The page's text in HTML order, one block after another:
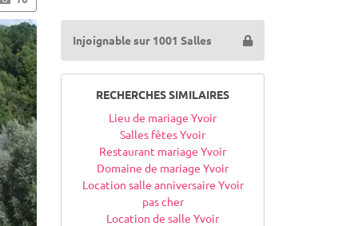
Injoignable sur 1001 Salles
RECHERCHES SIMILAIRES
Lieu de mariage Yvoir
Salles fêtes Yvoir
Restaurant mariage Yvoir
Domaine de mariage Yvoir
Location salle anniversaire Yvoir
pas cher
Location de salle Yvoir